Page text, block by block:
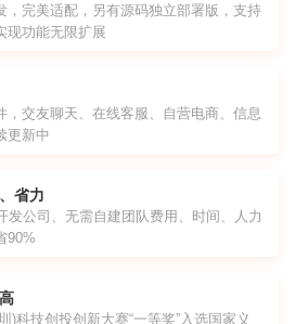
，完美适配，另有源码独立部署版，支持
现功能无限扩展
，交友聊天、在线客服、自营电商、信息
更新中
省力
发公司、无需自建团队费用、时间、人力
90%
)科技创投创新大赛“一等奖”入选国家义